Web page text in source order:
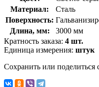
Материал:
Сталь
Поверхность:
Длина, мм:
3000 мм
Кратность заказа: 4 шт.
Единица измерения: штук
Сохранить или поделиться